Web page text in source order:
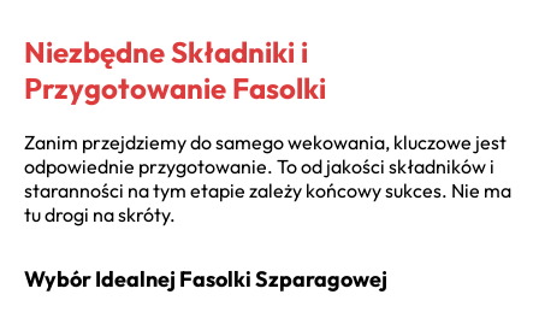
Niezbędne Składniki i
Przygotowanie Fasolki
Zanim przejdziemy do samego wekowania, kluczowe jest
odpowiednie przygotowanie. To od jakości składników i
staranności na tym etapie zależy końcowy sukces. Nie ma
tu drogi na skróty.
Wybór Idealnej Fasolki Szparagowej